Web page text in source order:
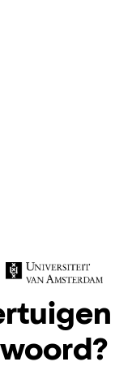
woord?